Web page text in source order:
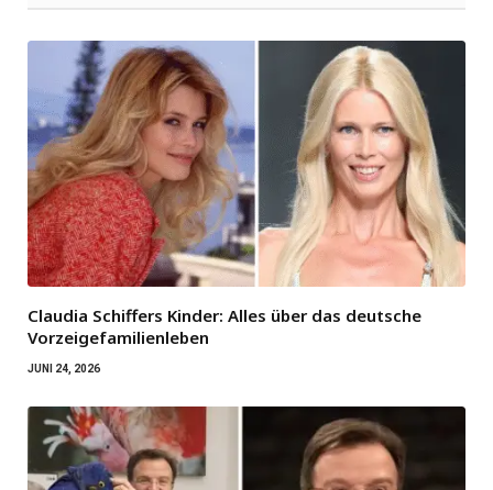
Claudia Schiffers Kinder: Alles über das deutsche
Vorzeigefamilienleben
JUNI 24, 2026